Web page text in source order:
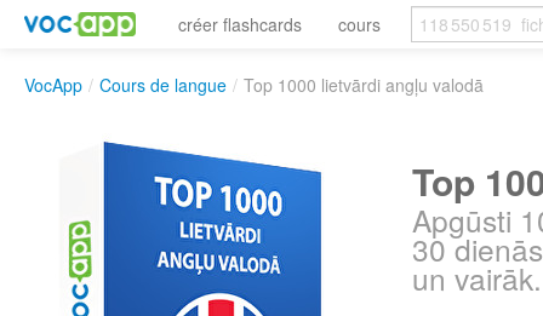
créer flashcards cours
VocApp / Cours de langue / Top 1000 lietvārdi angļu valodā
Top
Apgūsti
30
un